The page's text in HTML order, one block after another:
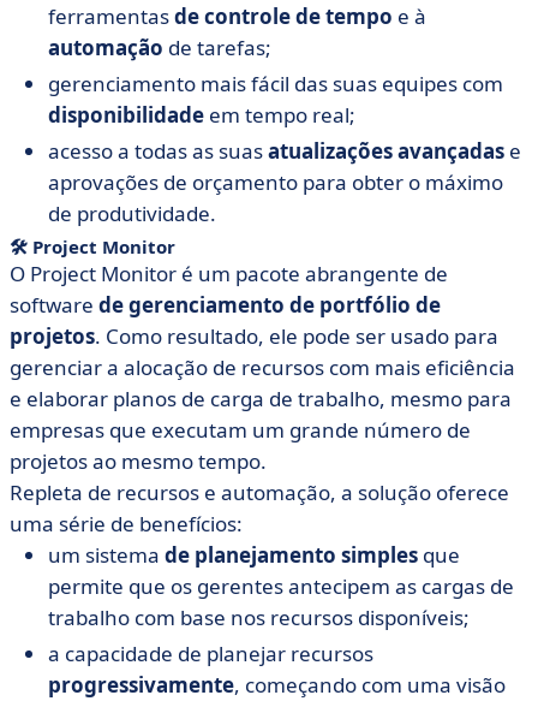
ferramentasde controle de tempo e à
automação de tarefas;
gerenciamento mais fácil das suas equipes com
disponibilidade em tempo real;
acesso a todas as suasatualizações avançadas e
aprovações de orçamento para obter o máximo
de produtividade.
🛠 Project Monitor
O Project Monitor é um pacote abrangente de
software de gerenciamento de portfólio de
projetos. Como resultado, ele pode ser usado para
gerenciar a alocação de recursos com mais eficiência
e elaborar planos de carga de trabalho, mesmo para
empresas que executam um grande número de
projetos ao mesmo tempo.
Repleta de recursos e automação, a solução oferece
uma série de benefícios:
um sistema de planejamento simples que
permite que os gerentes antecipem as cargas de
trabalho com base nos recursos disponíveis;
a capacidade de planejar recursos
progressivamente, começando com uma visão